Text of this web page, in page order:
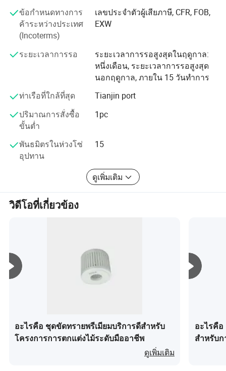
การส่งออกไปยังกว่า 20 ประเทศและภูมิภาค
ที่บริษัทของเรายึดมั่นต่อคุณภาพการอยู่รอดนวัตกรรมและ
การพัฒนาและความซื่อสัตย์ของแบรนด์เพื่อปกป้องบริการ
หลังการขายอย่างรอบคอบ ตลอดหลายปีที่ผ่านมาผลิตภัณฑ์
ของเราได้ถูกจำหน่ายอย่างดีทั่วประเทศและส่งออกไปยัง
เยอรมนีสหรัฐอเมริกาฟินแลนด์บราซิลรัสเซีย เม็กซิโกและ
บริการของผลิตภัณฑ์ของเราได้รับการยกย่องอย่างมากจาก
ลูกค้า
โปรดไปที่เราแล้ว
เราเป็นผู้ผลิตมืออาชีพที่มีความเชี่ยวชาญในอุตสาหกรรมและ
สายการผลิตของเราในระดับสูง คุณสามารถเข้าเยี่ยมชม
ข้อกำหนดทางการ
ค้าระหว่างประเทศ
(Incoterms)
เลขประจำตัวผู้เสียภาษี, CFR, FOB,
EXW
ระยะเวลาการรอ
ระยะเวลาการรอสูงสุดในฤดูกาล:
หนึ่งเดือน, ระยะเวลาการรอสูงสุด
นอกฤดูกาล, ภายใน 15 วันทำการ
ท่าเรือที่ใกล้ที่สุด
Tianjin port
ปริมาณการสั่งซื้อ
ขั้นต่ำ
1pc
พันธมิตรในห่วงโซ่
อุปทาน
15
ดูเพิ่มเติม
วิดีโอที่เกี่ยวข้อง
อะไรคือ ชุดขัดทรายพรีเมียมบริการดีสำหรับ
โครงการการตกแต่งไม้ระดับมืออาชีพ
ดูเพิ่มเติม
อะไรคื
สำหรับ